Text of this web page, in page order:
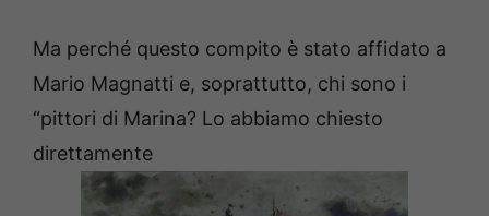
Ma perché questo compito è stato affidato a
Mario Magnatti e, soprattutto, chi sono i
“pittori di Marina? Lo abbiamo chiesto
direttamente